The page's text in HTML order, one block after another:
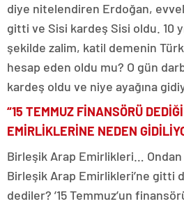
diye nitelendiren Erdoğan,
gitti ve Sisi kardeş Sisi oldu. 10
şekilde zalim, katil demenin
hesap eden oldu mu? O gün
kardeş oldu ve niye ayağına
“15 TEMMUZ FİNANSÖRÜ
EMİRLİKLERİNE NEDEN
Birleşik Arap Emirlikleri…
Birleşik Arap Emirlikleri’ne gitti
dediler? ’15 Temmuz’un